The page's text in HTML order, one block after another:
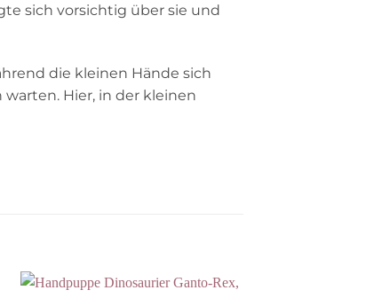
sich vorsichtig über sie und
die kleinen Hände sich
Hier, in der kleinen